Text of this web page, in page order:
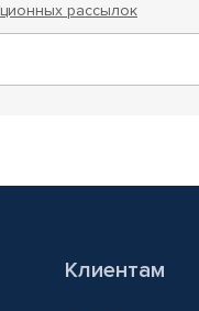
рассылок
Клиентам